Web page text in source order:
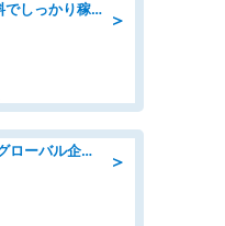
＞
自動車部品の検査/寮費無料でしっかり稼げる denso aichi
＞
09月開始/「土日祝休み」グローバル企業での産業保健のお仕事/保健師/高時給/残業なし/服装自由